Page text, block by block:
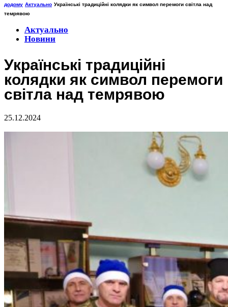
додому Актуально Українські традиційні колядки як символ перемоги світла над
темрявою
Актуально
Новини
Українські традиційні
колядки як символ перемоги
світла над темрявою
25.12.2024